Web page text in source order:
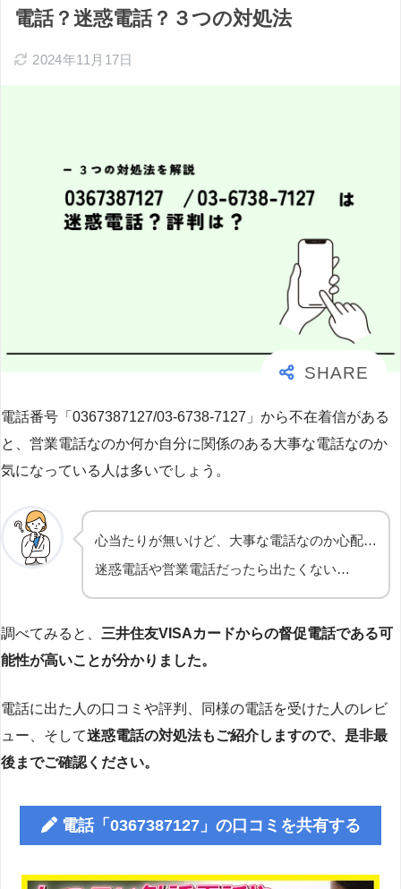
電話？迷惑電話？３つの対処法
2024年11月17日
電話番号「0367387127/03-6738-7127」から不在着信がある
と、営業電話なのか何か自分に関係のある大事な電話なのか
気になっている人は多いでしょう。
心当たりが無いけど、大事な電話なのか心配…
迷惑電話や営業電話だったら出たくない…
調べてみると、 三井住友VISAカードからの督促電話である可
能性が高いことが分かりました。
電話に出た人の口コミや評判、同様の電話を受けた人のレビ
ュー、そして迷惑電話の対処法もご紹介しますので、是非最
後までご確認ください。
電話「0367387127」の口コミを共有する